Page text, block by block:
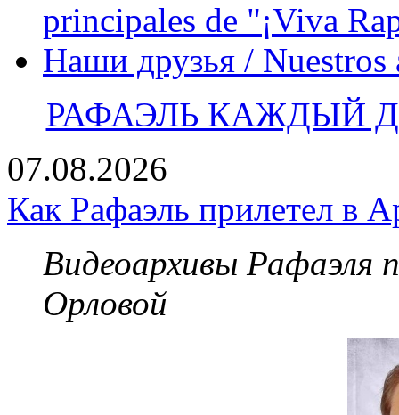
principales de "¡Viva
Наши друзья / Nuestros
РАФАЭЛЬ КАЖДЫЙ
07.08.2026
Как Рафаэль прилетел в
Видеоархивы Рафаэля
Орловой